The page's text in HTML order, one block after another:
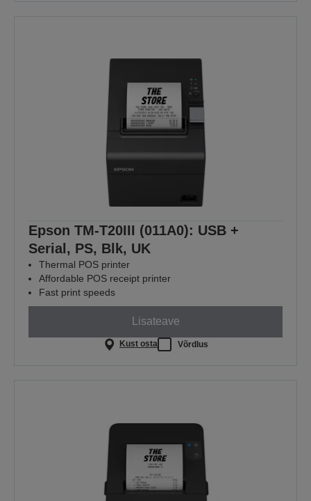
Epson TM-T20III (011A0): USB +
Serial, PS, Blk, UK
Thermal POS printer
Affordable POS receipt printer
Fast print speeds
Lisateave
Kust osta Võrdlus